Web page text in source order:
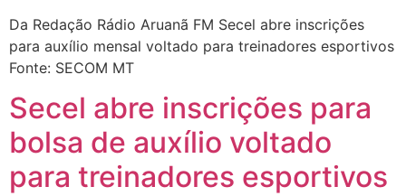
Da Redação Rádio Aruanã FM Secel abre inscrições
para auxílio mensal voltado para treinadores esportivos
Fonte: SECOM MT
Secel abre inscrições para
bolsa de auxílio voltado
para treinadores esportivos